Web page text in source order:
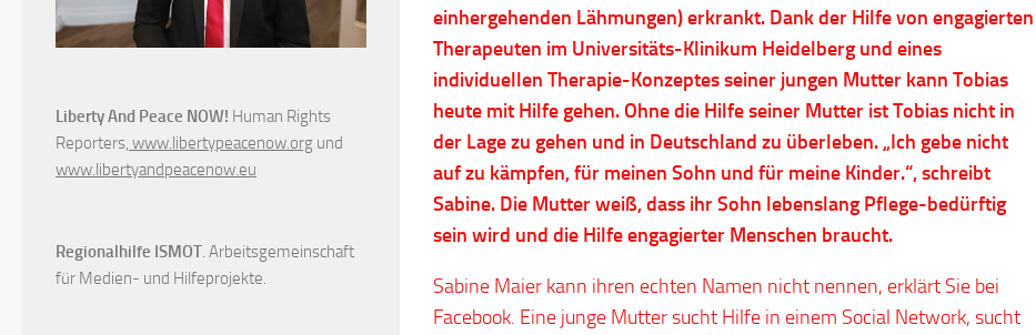
einhergehenden Lähmungen) erkrankt. Dank der Hilfe von engagierten
Therapeuten im Universitäts-Klinikum Heidelberg und eines
individuellen Therapie-Konzeptes seiner jungen Mutter kann Tobias
heute mit Hilfe gehen. Ohne die Hilfe seiner Mutter ist Tobias nicht in
der Lage zu gehen und in Deutschland zu überleben. „Ich gebe nicht
auf zu kämpfen, für meinen Sohn und für meine Kinder.“, schreibt
Sabine. Die Mutter weiß, dass ihr Sohn lebenslang Pflege-bedürftig
sein wird und die Hilfe engagierter Menschen braucht.
Sabine Maier kann ihren echten Namen nicht nennen, erklärt Sie bei
Facebook. Eine junge Mutter sucht Hilfe in einem Social Network, sucht
Liberty And Peace NOW! Human Rights
Reporters, www.libertypeacenow.org und
www.libertyandpeacenow.eu
Regionalhilfe ISMOT . Arbeitsgemeinschaft
für Medien- und Hilfeprojekte.